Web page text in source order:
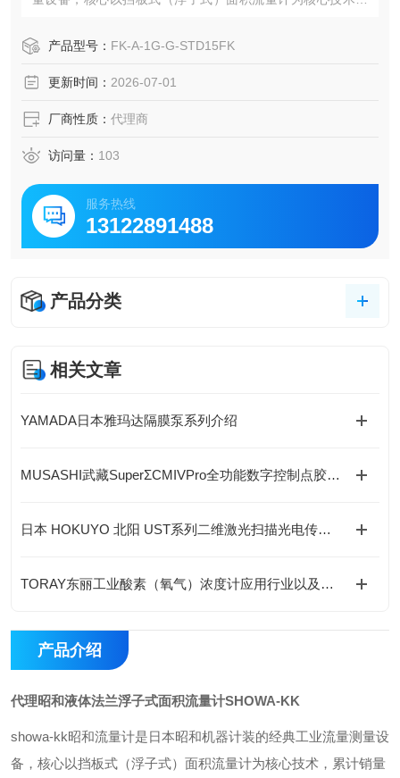
板式面积流量检测为核心原理，流体流经检测腔时推动带弹
磁力耦合机构将位移同步传递到外部指示表盘，无需外接电
产品型号： FK-A-1G-G-STD15FK
更新时间： 2026-07-01
厂商性质： 代理商
访问量： 103
服务热线
13122891488
产品分类
相关文章
YAMADA日本雅玛达隔膜泵系列介绍
MUSASHI武藏SuperΣCMIVPro全功能数字控制点胶机四大功能及行业应用详解
日本 HOKUYO 北阳 UST系列二维激光扫描光电传感器应用行业
TORAY东丽工业酸素（氧气）浓度计应用行业以及用途
产品介绍
代理昭和液体法兰浮子式面积流量计SHOWA-KK
showa-kk昭和流量计是日本昭和机器计装的经典工业流量测量设
备，核心以挡板式（浮子式）面积流量计为核心技术，累计销量